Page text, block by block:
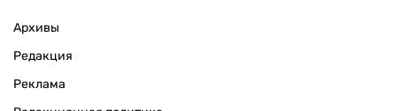
Архивы
Редакция
Реклама